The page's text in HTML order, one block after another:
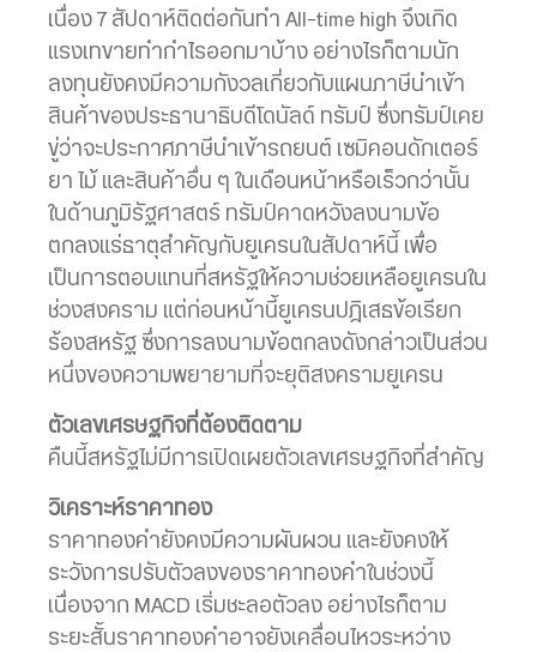
เนื่อง 7 สัปดาห์ติดต่อกันทำ All-time high จึงเกิด
แรงเทขายทำกำไรออกมาบ้าง อย่างไรก็ตามนัก
ลงทุนยังคงมีความกังวลเกี่ยวกับแผนภาษีนำเข้า
สินค้าของประธานาธิบดีโดนัลด์ ทรัมป์ ซึ่งทรัมป์เคย
ขู่ว่าจะประกาศภาษีนำเข้ารถยนต์ เซมิคอนดักเตอร์
ยา ไม้ และสินค้าอื่น ๆ ในเดือนหน้าหรือเร็วกว่านั้น
ในด้านภูมิรัฐศาสตร์ ทรัมป์คาดหวังลงนามข้อ
ตกลงแร่ธาตุสำคัญกับยูเครนในสัปดาห์นี้ เพื่อ
เป็นการตอบแทนที่สหรัฐให้ความช่วยเหลือยูเครนใน
ช่วงสงคราม แต่ก่อนหน้านี้ยูเครนปฎิเสธข้อเรียก
ร้องสหรัฐ ซึ่งการลงนามข้อตกลงดังกล่าวเป็นส่วน
หนึ่งของความพยายามที่จะยุติสงครามยูเครน
ตัวเลขเศรษฐกิจที่ต้องติดตาม
คืนนี้สหรัฐไม่มีการเปิดเผยตัวเลขเศรษฐกิจที่สำคัญ
วิเคราะห์ราคาทอง
ราคาทองคำยังคงมีความผันผวน และยังคงให้
ระวังการปรับตัวลงของราคาทองคำในช่วงนี้
เนื่องจาก MACD เริ่มชะลอตัวลง อย่างไรก็ตาม
ระยะสั้นราคาทองคำอาจยังเคลื่อนไหวระหว่าง